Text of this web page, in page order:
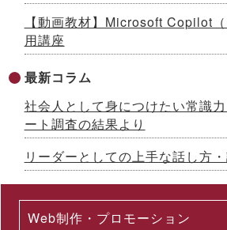
座開始
2026.07.10
「インソースグループ統合報告書2025」
時代の成長戦略を様々な観点で解説
成果が出るまで伴走する、Forward
ト養成研修を開発 ～26年７月から公開講
2026.07.03
国土交通省採択の二地域居住事業に参画、
「白川町二地域居住促進コンソーシアム」
2026.07.01
2026年６月度KPI（業績指標）進捗状況
2026.06.12
【動画教材】Microsoft Copilot
用講座
最新コラム
社会人として身につけたい常識
ート調査の結果より
リーダーとしての上手な話し方
Web制作・プロモーション